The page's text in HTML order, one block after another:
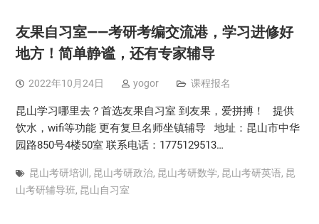
友果自习室——考研考编交流港，学习进修好
地方！简单静谧，还有专家辅导
2022年10月24日 yogor 课程报名
昆山学习哪里去？首选友果自习室 到友果，爱拼搏！ 提供
饮水，wifi等功能 更有复旦名师坐镇辅导 地址：昆山市中华
园路850号4楼50室 联系电话：1775129513…
昆山考研培训 , 昆山考研政治, 昆山考研数学, 昆山考研英语, 昆
山考研辅导班, 昆山自习室